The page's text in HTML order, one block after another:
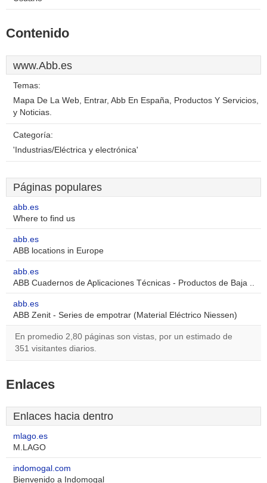
Contenido
www.Abb.es
Temas:
Mapa De La Web, Entrar, Abb En España, Productos Y Servicios,
y Noticias.
Categoría:
'Industrias/Eléctrica y electrónica'
Páginas populares
abb.es
Where to find us
abb.es
ABB locations in Europe
abb.es
ABB Cuadernos de Aplicaciones Técnicas - Productos de Baja ..
abb.es
ABB Zenit - Series de empotrar (Material Eléctrico Niessen)
En promedio 2,80 páginas son vistas, por un estimado de
351 visitantes diarios.
Enlaces
Enlaces hacia dentro
mlago.es
M.LAGO
indomogal.com
Bienvenido a Indomogal